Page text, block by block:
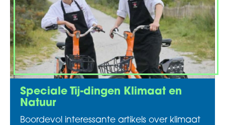
Speciale Tij-dingen Klimaat en
Natuur
Boordevol interessante artikels over klimaat